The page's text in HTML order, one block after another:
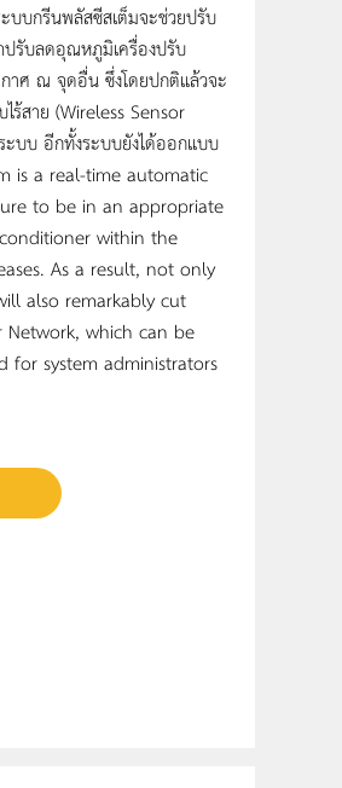
บบกรีนพลัสซีสเต็มจะช่วยปรับ
ปรับลดอุณหภูมิเครื่องปรับ
กาศ ณ จุดอื่น ซึ่งโดยปกติแล้วจะ
ร้สาย (Wireless Sensor
ะบบ อีกทั้งระบบยังได้ออกแบบ
is a real-time automatic
to be in an appropriate
within the
As a result, not only
also remarkably cut
Network, which can be
for system administrators